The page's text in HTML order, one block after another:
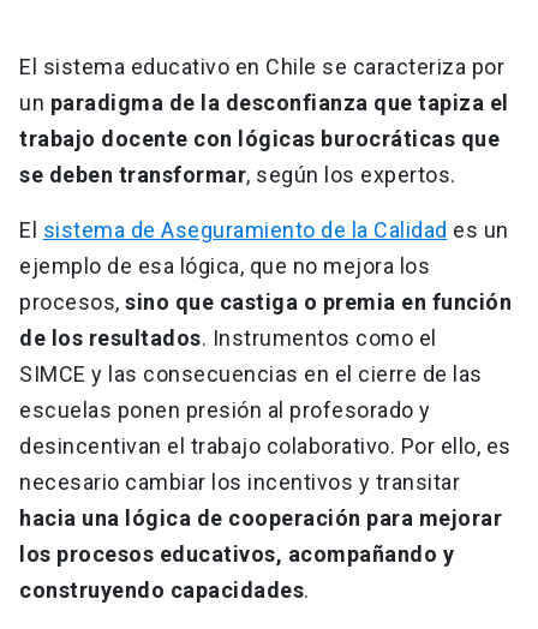
El sistema educativo en Chile se caracteriza por
un paradigma de la desconfianza que tapiza el
trabajo docente con lógicas burocráticas que
se deben transformar, según los expertos.
El sistema de Aseguramiento de la Calidad es un
ejemplo de esa lógica, que no mejora los
procesos, sino que castiga o premia en función
de los resultados. Instrumentos como el
SIMCE y las consecuencias en el cierre de las
escuelas ponen presión al profesorado y
desincentivan el trabajo colaborativo. Por ello, es
necesario cambiar los incentivos y transitar
hacia una lógica de cooperación para mejorar
los procesos educativos, acompañando y
construyendo capacidades.